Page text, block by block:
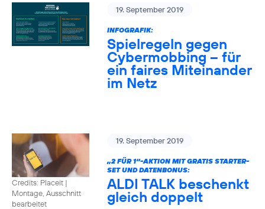
19. September 2019
INFOGRAFIK:
Spielregeln gegen
Cybermobbing – für
ein faires Miteinander
im Netz
Credits: Placeit |
Montage, Ausschnitt
bearbeitet
19. September 2019
„2 FÜR 1“-AKTION MIT GRATIS STARTER-
SET UND DATENBONUS:
ALDI TALK beschenkt
gleich doppelt